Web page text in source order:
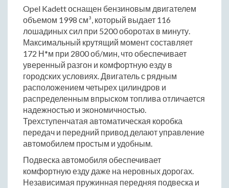
Opel Kadett оснащен бензиновым двигателем
объемом 1998 см³, который выдает 116
лошадиных сил при 5200 оборотах в минуту.
Максимальный крутящий момент составляет
172 Н*м при 2800 об/мин, что обеспечивает
уверенный разгон и комфортную езду в
городских условиях. Двигатель с рядным
расположением четырех цилиндров и
распределенным впрыском топлива отличается
надежностью и экономичностью.
Трехступенчатая автоматическая коробка
передач и передний привод делают управление
автомобилем простым и удобным.
Подвеска автомобиля обеспечивает
комфортную езду даже на неровных дорогах.
Независимая пружинная передняя подвеска и